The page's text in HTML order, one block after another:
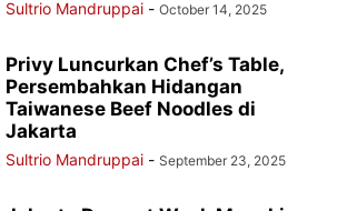
Sultrio Mandruppai - October 14, 2025
Privy Luncurkan Chef’s Table,
Persembahkan Hidangan
Taiwanese Beef Noodles di
Jakarta
Sultrio Mandruppai - September 23, 2025